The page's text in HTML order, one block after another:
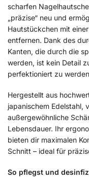
scharfen
„präzise“ neu und
Hautstückchen mit
entfernen. Dank des
Kanten, die durch die
werden, ist kein Detail
perfektioniert zu
Hergestellt aus
japanischem Edelstahl,
außergewöhnliche
Lebensdauer. Ihr
bieten dir maximalen
Schnitt – ideal für
So pflegst und